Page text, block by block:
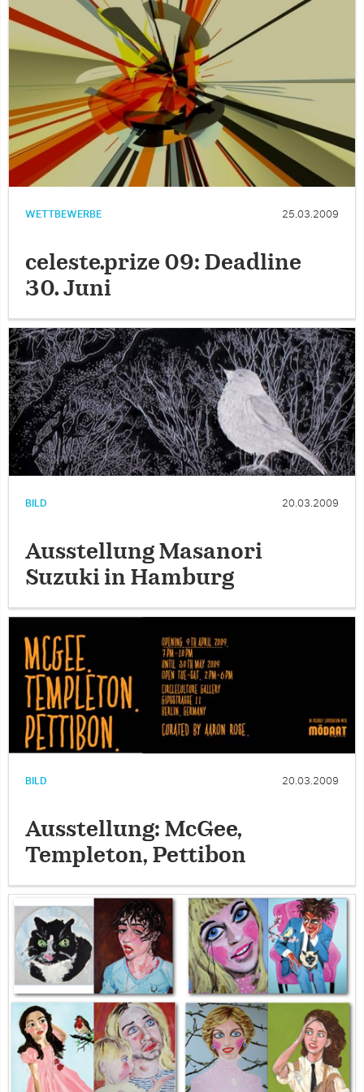
WETTBEWERBE 25.03.2009
celeste.prize 09: Deadline
30. Juni
BILD 20.03.2009
Ausstellung Masanori
Suzuki in Hamburg
BILD 20.03.2009
Ausstellung: McGee,
Templeton, Pettibon